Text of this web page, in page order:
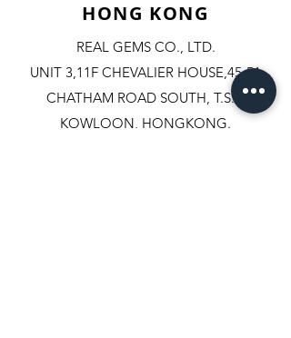
HONG KONG
REAL GEMS CO., LTD.
UNIT 3,11F CHEVALIER HOUSE,45-51
CHATHAM ROAD SOUTH, T.S.T.
KOWLOON, HONGKONG.